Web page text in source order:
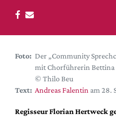
DdB-map
Festival-Planer
Hefte
Alle Hefte
Leseproben
Foto: Der „Community
mit Chorführerin Bettina
© Thilo Beu
Text: Andreas Falentin am 28.
Regisseur Florian Hertweck